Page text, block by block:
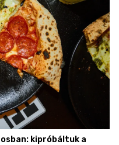
kipróbáltuk a